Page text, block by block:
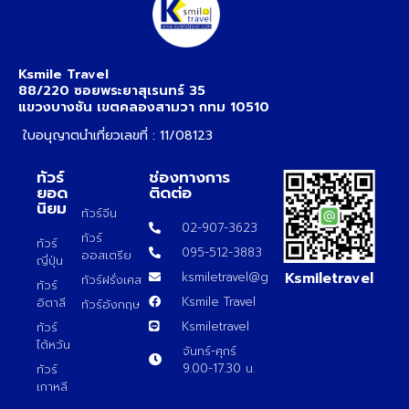
Ksmile Travel
88/220 ซอยพระยาสุเรนทร์ 35
แขวงบางชัน เขตคลองสามวา กทม 10510
ใบอนุญาตนำเที่ยวเลขที่ : 11/08123
ทัวร์
ยอด
นิยม
ทัวร์
ญี่ปุ่น
ทัวร์
อิตาลี
ทัวร์
ไต้หวัน
ทัวร์
เกาหลี
ทัวร์จีน
ทัวร์
ออสเตรีย
ทัวร์ฝรั่งเศส
ทัวร์อังกฤษ
ช่องทางการ
ติดต่อ
02-907-3623
095-512-3883
ksmiletravel@gmail.com
Ksmile Travel
Ksmiletravel
จันทร์-ศุกร์
9.00-17.30 น.
Ksmiletravel